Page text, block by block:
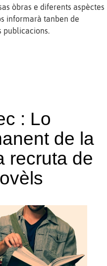
òbras e diferents aspèctes
informarà tanben de
publicacions.
: Lo
de la
recruta de